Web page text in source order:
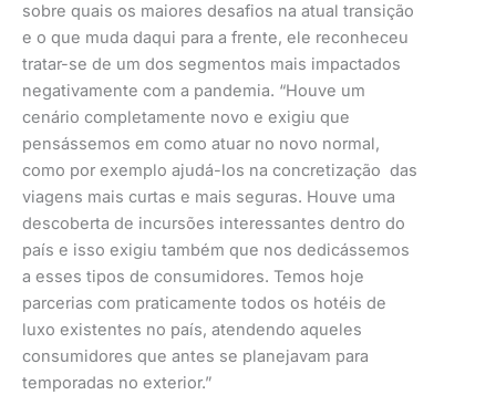
sobre quais os maiores desafios na atual transição
e o que muda daqui para a frente, ele reconheceu
tratar-se de um dos segmentos mais impactados
negativamente com a pandemia. “Houve um
cenário completamente novo e exigiu que
pensássemos em como atuar no novo normal,
como por exemplo ajudá-los na concretização das
viagens mais curtas e mais seguras. Houve uma
descoberta de incursões interessantes dentro do
país e isso exigiu também que nos dedicássemos
a esses tipos de consumidores. Temos hoje
parcerias com praticamente todos os hotéis de
luxo existentes no país, atendendo aqueles
consumidores que antes se planejavam para
temporadas no exterior.”